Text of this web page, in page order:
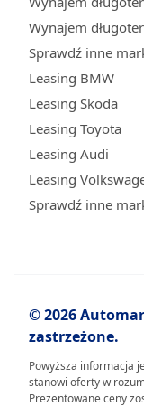
Wynajem
Sprawdź inne
Leasing BMW
Leasing Skoda
Leasing Toyota
Leasing Audi
Leasing
Sprawdź inne
© 2026
zastrzeżone.
Powyższa informacja
stanowi oferty w
Prezentowane ceny